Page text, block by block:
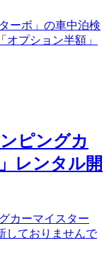
ーボ」の車中泊検
プション半額」
ピングカ
レンタル開
カーマイスター
しておりませんで